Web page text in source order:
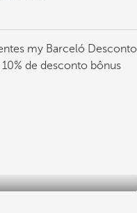
my Barceló Desconto
10% de desconto bônus